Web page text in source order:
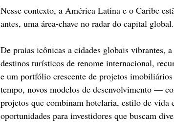
Nesse contexto, a América Latina e o Caribe
antes, uma área-chave no radar do capital global.
De praias icônicas a cidades globais vibrantes,
destinos turísticos de renome internacional,
e um portfólio crescente de projetos
tempo, novos modelos de desenvolvimento —
projetos que combinam hotelaria, estilo de
oportunidades para investidores que buscam